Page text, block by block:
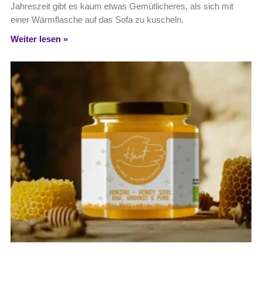
Jahreszeit gibt es kaum etwas Gemütlicheres, als sich mit
einer Wärmflasche auf das Sofa zu kuscheln.
Weiter lesen »